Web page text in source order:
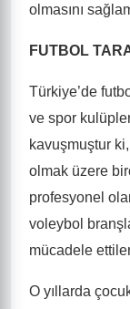
olmasını
FUTBOL
Türkiye’de
ve spor
kavuşmuştur
olmak üzere
profesyonel
voleybol
mücadele
O yıllarda